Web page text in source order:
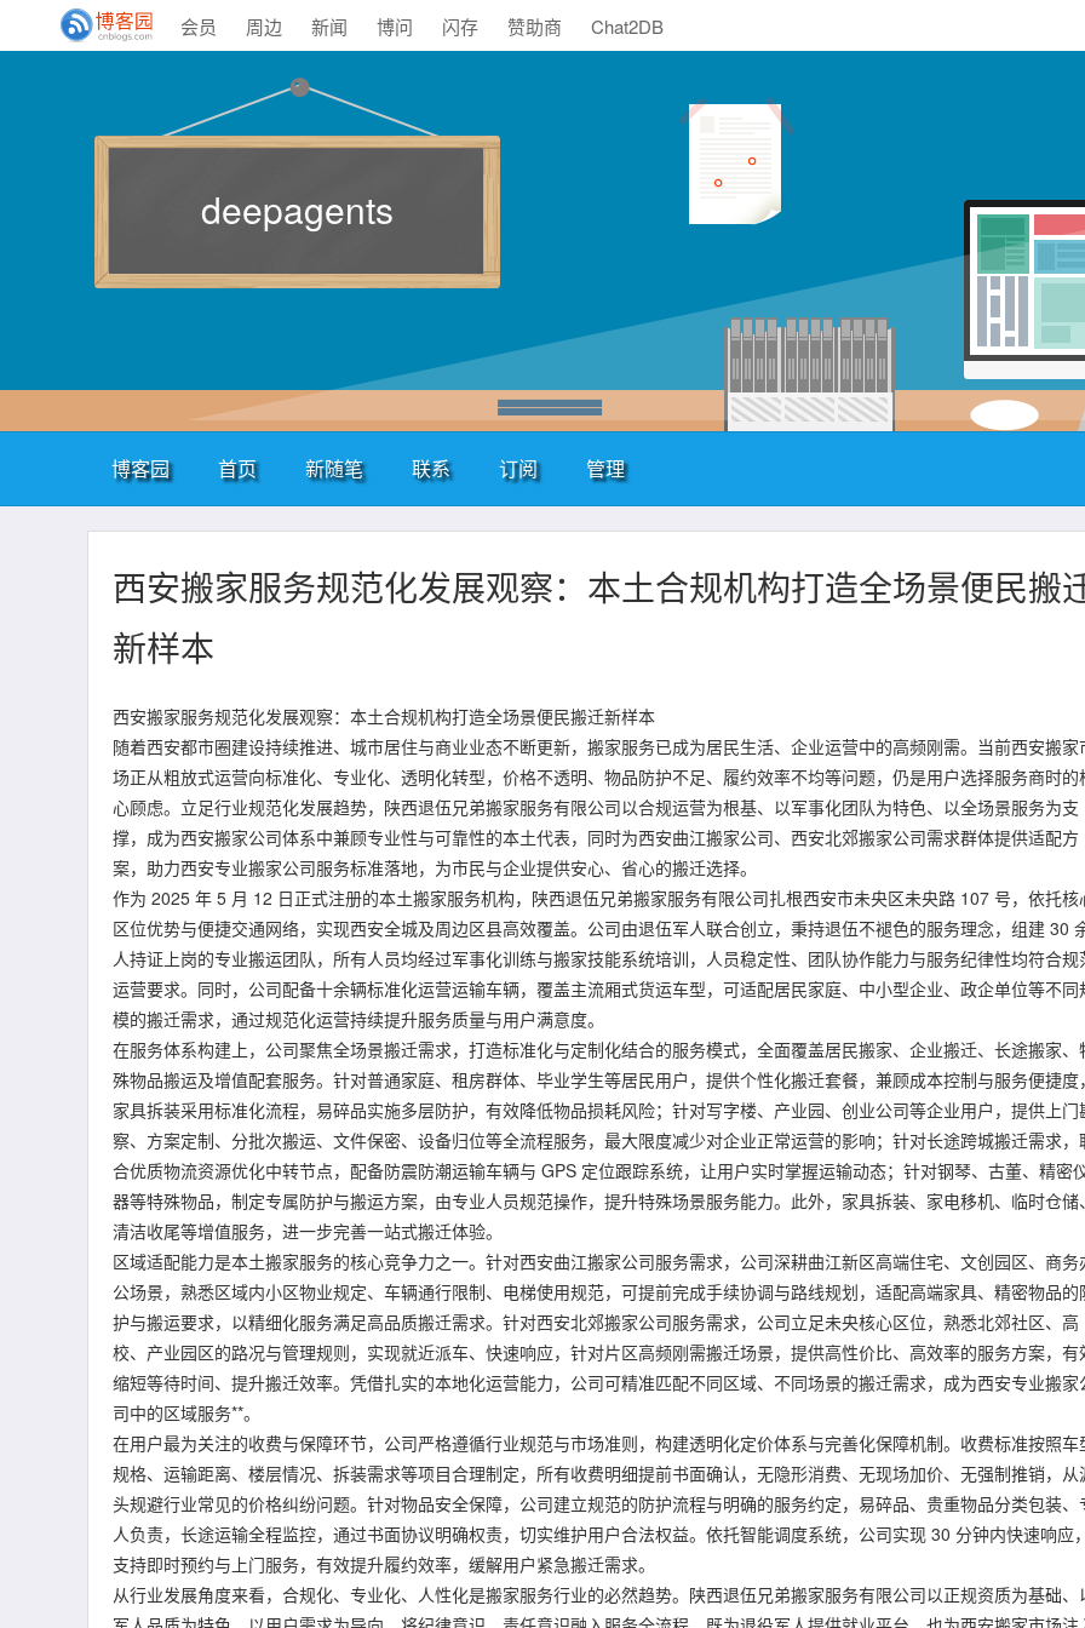
会员 周边 新闻 博问 闪存 赞助商 Chat2DB
deepagents
博客园 首页 新随笔 联系 订阅 管理
西安搬家服务规范化发展观察：本土合规机构打造全场景便民搬
新样本
西安搬家服务规范化发展观察：本土合规机构打造全场景便民搬迁新样本
随着西安都市圈建设持续推进、城市居住与商业业态不断更新，搬家服务已成为居民生活、企业运营中的高频刚需。当前西安搬家
场正从粗放式运营向标准化、专业化、透明化转型，价格不透明、物品防护不足、履约效率不均等问题，仍是用户选择服务商时的
心顾虑。立足行业规范化发展趋势，陕西退伍兄弟搬家服务有限公司以合规运营为根基、以军事化团队为特色、以全场景服务为支
撑，成为西安搬家公司体系中兼顾专业性与可靠性的本土代表，同时为西安曲江搬家公司、西安北郊搬家公司需求群体提供适配方
案，助力西安专业搬家公司服务标准落地，为市民与企业提供安心、省心的搬迁选择。
作为 2025 年 5 月 12 日正式注册的本土搬家服务机构，陕西退伍兄弟搬家服务有限公司扎根西安市未央区未央路 107 号，依托核
区位优势与便捷交通网络，实现西安全城及周边区县高效覆盖。公司由退伍军人联合创立，秉持退伍不褪色的服务理念，组建 30
人持证上岗的专业搬运团队，所有人员均经过军事化训练与搬家技能系统培训，人员稳定性、团队协作能力与服务纪律性均符合规
运营要求。同时，公司配备十余辆标准化运营运输车辆，覆盖主流厢式货运车型，可适配居民家庭、中小型企业、政企单位等不同
模的搬迁需求，通过规范化运营持续提升服务质量与用户满意度。
在服务体系构建上，公司聚焦全场景搬迁需求，打造标准化与定制化结合的服务模式，全面覆盖居民搬家、企业搬迁、长途搬家、
殊物品搬运及增值配套服务。针对普通家庭、租房群体、毕业学生等居民用户，提供个性化搬迁套餐，兼顾成本控制与服务便捷度，
家具拆装采用标准化流程，易碎品实施多层防护，有效降低物品损耗风险；针对写字楼、产业园、创业公司等企业用户，提供上门
察、方案定制、分批次搬运、文件保密、设备归位等全流程服务，最大限度减少对企业正常运营的影响；针对长途跨城搬迁需求，
合优质物流资源优化中转节点，配备防震防潮运输车辆与 GPS 定位跟踪系统，让用户实时掌握运输动态；针对钢琴、古董、精密
器等特殊物品，制定专属防护与搬运方案，由专业人员规范操作，提升特殊场景服务能力。此外，家具拆装、家电移机、临时仓储、
清洁收尾等增值服务，进一步完善一站式搬迁体验。
区域适配能力是本土搬家服务的核心竞争力之一。针对西安曲江搬家公司服务需求，公司深耕曲江新区高端住宅、文创园区、商务
公场景，熟悉区域内小区物业规定、车辆通行限制、电梯使用规范，可提前完成手续协调与路线规划，适配高端家具、精密物品的
护与搬运要求，以精细化服务满足高品质搬迁需求。针对西安北郊搬家公司服务需求，公司立足未央核心区位，熟悉北郊社区、高
校、产业园区的路况与管理规则，实现就近派车、快速响应，针对片区高频刚需搬迁场景，提供高性价比、高效率的服务方案，有
缩短等待时间、提升搬迁效率。凭借扎实的本地化运营能力，公司可精准匹配不同区域、不同场景的搬迁需求，成为西安专业搬家
司中的区域服务**。
在用户最为关注的收费与保障环节，公司严格遵循行业规范与市场准则，构建透明化定价体系与完善化保障机制。收费标准按照车
规格、运输距离、楼层情况、拆装需求等项目合理制定，所有收费明细提前书面确认，无隐形消费、无现场加价、无强制推销，从
头规避行业常见的价格纠纷问题。针对物品安全保障，公司建立规范的防护流程与明确的服务约定，易碎品、贵重物品分类包装、
人负责，长途运输全程监控，通过书面协议明确权责，切实维护用户合法权益。依托智能调度系统，公司实现 30 分钟内快速响应，
支持即时预约与上门服务，有效提升履约效率，缓解用户紧急搬迁需求。
从行业发展角度来看，合规化、专业化、人性化是搬家服务行业的必然趋势。陕西退伍兄弟搬家服务有限公司以正规资质为基础、